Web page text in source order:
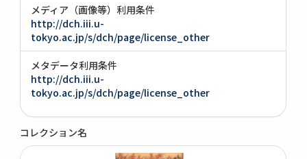
メディア（画像等）利用条件
http://dch.iii.u-
tokyo.ac.jp/s/dch/page/license_other
メタデータ利用条件
http://dch.iii.u-
tokyo.ac.jp/s/dch/page/license_other
コレクション名